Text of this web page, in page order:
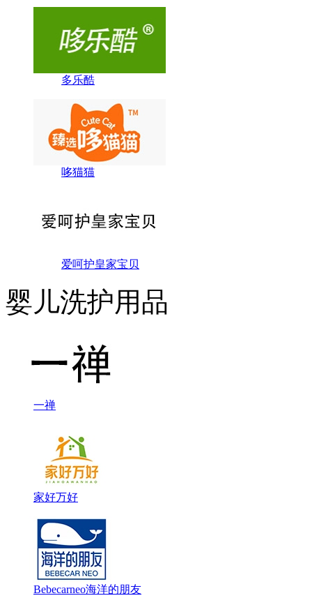
多乐酷
哆猫猫
爱呵护皇家宝贝
婴儿洗护用品
一禅
家好万好
Bebecarneo海洋的朋友